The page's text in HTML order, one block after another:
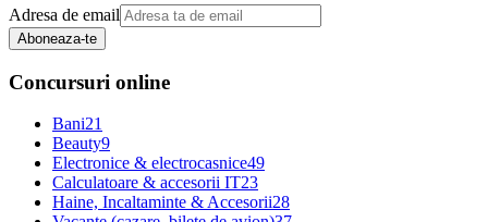
Adresa de email
Aboneaza-te
Concursuri online
Bani21
Beauty9
Electronice & electrocasnice49
Calculatoare & accesorii IT23
Haine, Incaltaminte & Accesorii28